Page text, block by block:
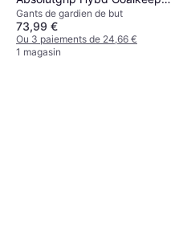
Gloves 11
Gants de gardien de but
73,99 €
Ou 3 paiements de 24,66 €
1 magasin